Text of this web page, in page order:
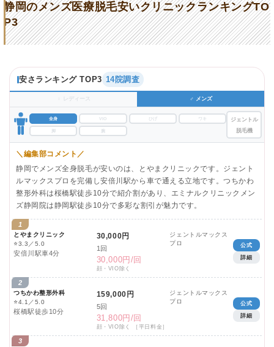
静岡のメンズ医療脱毛安いクリニックランキングTO
P3
安さランキング TOP3 14院調査
♀ レディース ♂ メンズ
全身 VIO ひげ ワキ
脚
ジェントル
脱毛機
＼編集部コメント／
静岡でメンズ全身脱毛が安いのは、とやまクリニックです。ジェント
ルマックスプロを完備し安倍川駅から車で通える立地です。つちかわ
整形外科は桜橋駅徒歩10分で紹介割があり、エミナルクリニックメン
ズ静岡院は静岡駅徒歩10分で多彩な割引が魅力です。
1
とやまクリニック
⭐3.3／5.0
安倍川駅車4分
30,000円
1回
30,000円/回
顔・VIO除く
ジェントルマックス
プロ
公式
詳細
2
つちかわ整形外科
⭐4.1／5.0
桜橋駅徒歩10分
159,000円
5回
31,800円/回
顔・VIO除く ［平日料金］
ジェントルマックス
プロ
公式
詳細
3